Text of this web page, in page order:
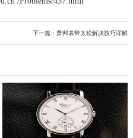
下一篇：萧邦表带太松解决技巧详解